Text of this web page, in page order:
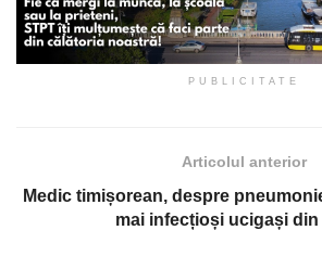
PUBLICITATE
Articolul anterior
Medic timișorean, despre
mai infecțioși ucigași din